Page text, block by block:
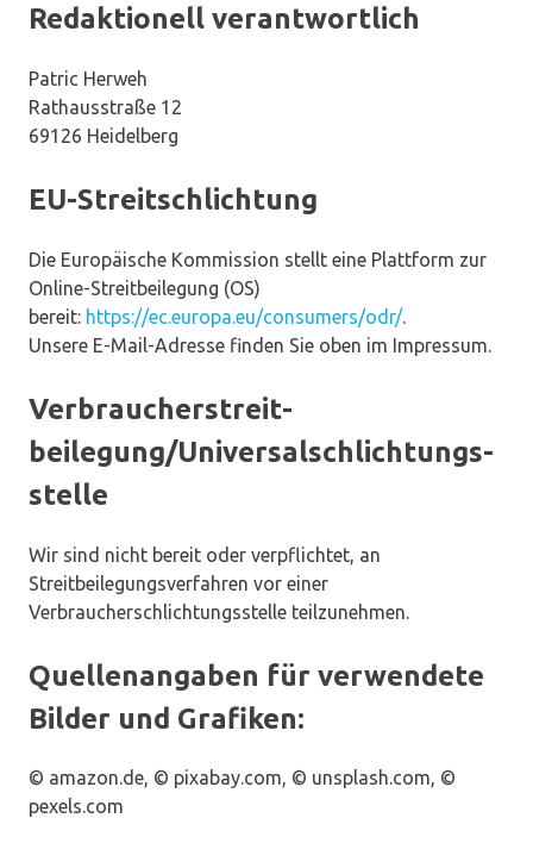
Redaktionell verantwortlich
Patric Herweh
Rathausstraße 12
69126 Heidelberg
EU-Streitschlichtung
Die Europäische Kommission stellt eine Plattform zur
Online-Streitbeilegung (OS)
bereit: https://ec.europa.eu/consumers/odr/.
Unsere E-Mail-Adresse finden Sie oben im Impressum.
Verbraucher­streit­
beilegung/Universal­schlichtungs­
stelle
Wir sind nicht bereit oder verpflichtet, an
Streitbeilegungsverfahren vor einer
Verbraucherschlichtungsstelle teilzunehmen.
Quellenangaben für verwendete
Bilder und Grafiken:
© amazon.de, © pixabay.com, © unsplash.com, ©
pexels.com